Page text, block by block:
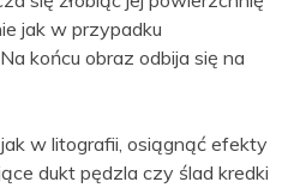
jak w przypadku
końcu obraz odbija się na
w litografii, osiągnąć efekty
dukt pędzla czy ślad kredki